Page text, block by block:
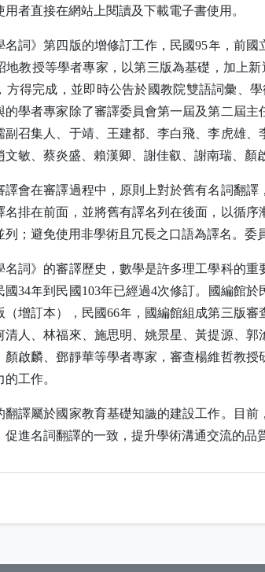
用者直接在網站上閱讀及下載電子書使用。
名詞》第四版的增修訂工作，民國95年，前國
地教授等學者專家，以第三版為基礎，加上
方得完成，並即時公告於國教院雙語詞彙、
的學者專家除了審譯委員會第一屆及第二屆
副召集人、于靖、王建都、李白飛、李虎雄
文敏、蔡炎盛、賴漢卿、謝佳叡、謝南瑞、顏
譯會在審譯過程中，原則上對於舊有名詞翻
名排在前面，並將舊有譯名列在後面，以循
列；避免使用非學術且冗長之口語為譯名。委
名詞》的審譯歷史，數學是許多理工學科的
國34年到民國 103年已經過4次修訂。國編館於
（增訂本），民國66年，國編館組成第三版審
清人、林福來、施思明、姚景星、黃提源、
顏啟麟、鄧靜華等學者專家，審查楊維哲教
工作。
翻譯屬於國家教育基礎知識的建設工作。目
進名詞翻譯的一致，提升學術溝通交流的品